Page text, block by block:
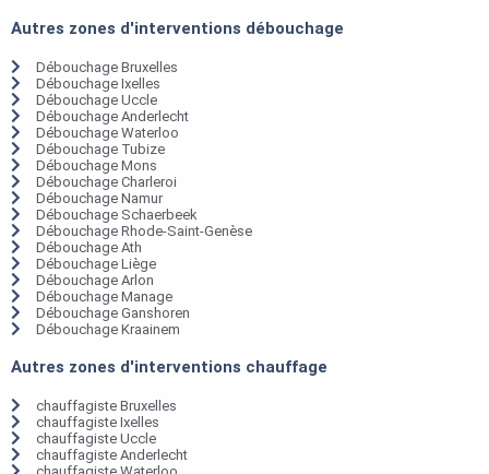
Autres zones d'interventions débouchage
Débouchage Bruxelles
Débouchage Ixelles
Débouchage Uccle
Débouchage Anderlecht
Débouchage Waterloo
Débouchage Tubize
Débouchage Mons
Débouchage Charleroi
Débouchage Namur
Débouchage Schaerbeek
Débouchage Rhode-Saint-Genèse
Débouchage Ath
Débouchage Liège
Débouchage Arlon
Débouchage Manage
Débouchage Ganshoren
Débouchage Kraainem
Autres zones d'interventions chauffage
chauffagiste Bruxelles
chauffagiste Ixelles
chauffagiste Uccle
chauffagiste Anderlecht